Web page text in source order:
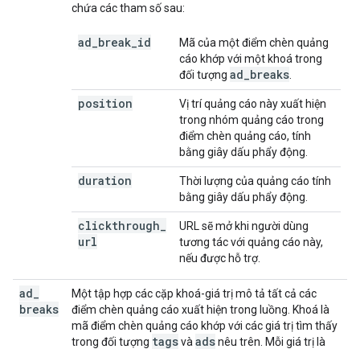
chứa các tham số sau:
ad break id
Mã của một điểm chèn quảng
cáo khớp với một khoá trong
đối tượng ad breaks
position
Vị trí quảng cáo này xuất hiện
trong nhóm quảng cáo trong
điểm chèn quảng cáo, tính
bằng giây dấu phẩy động.
duration
Thời lượng của quảng cáo tính
bằng giây dấu phẩy động.
clickthrough
url
URL sẽ mở khi người dùng
tương tác với quảng cáo này,
nếu được hỗ trợ.
ad
breaks
Một tập hợp các cặp khoá-giá trị mô tả tất cả các
điểm chèn quảng cáo xuất hiện trong luồng. Khoá là
mã điểm chèn quảng cáo khớp với các giá trị tìm thấy
trong đối tượng tagsvà adsnêu trên. Mỗi giá trị là